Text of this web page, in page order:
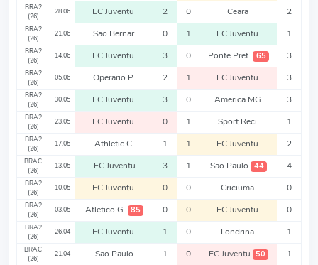
BRA2
(26)
28.06 EC Juventu 2 0 Ceara 2
BRA2
(26)
21.06 Sao Bernar 0 1 EC Juventu 1
BRA2
(26)
14.06 EC Juventu 3 0 Ponte Pret 65 3
BRA2
(26)
05.06 Operario P 2 1 EC Juventu 3
BRA2
(26)
30.05 EC Juventu 3 0 America MG 3
BRA2
(26)
23.05 EC Juventu 0 1 Sport Reci 1
BRA2
(26)
17.05 Athletic C 1 1 EC Juventu 2
BRAC
(26)
13.05 EC Juventu 3 1 Sao Paulo 44 4
BRA2
(26)
10.05 EC Juventu 0 0 Criciuma 0
BRA2
(26)
03.05 Atletico G 85 0 0 EC Juventu 0
BRA2
(26)
26.04 EC Juventu 1 0 Londrina 1
BRAC
(26)
21.04 Sao Paulo 1 0 EC Juventu 50 1